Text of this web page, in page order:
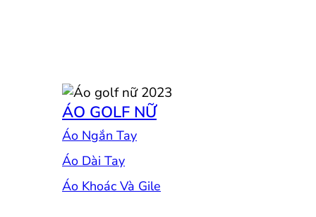
ÁO GOLF NỮ
Áo Ngắn Tay
Áo Dài Tay
Áo Khoác Và Gile